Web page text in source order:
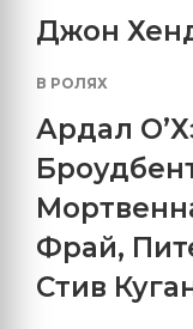
Джон
В РОЛЯХ
Ардал
Фрай,
Стив